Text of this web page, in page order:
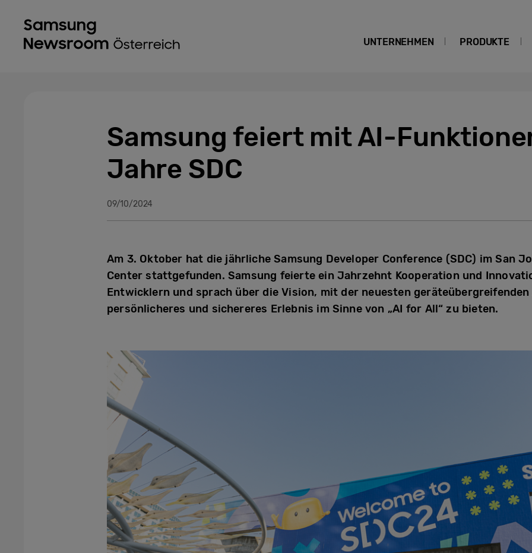
UNTERNEHMEN PRODUKTE
Samsung feiert mit AI-
Jahre SDC
09/10/2024
Am 3. Oktober hat die jährliche Samsung Developer Conference (SDC) im San
Center stattgefunden. Samsung feierte ein Jahrzehnt Kooperation und
Entwicklern und sprach über die Vision, mit der neuesten geräteübergreifenden
persönlicheres und sichereres Erlebnis im Sinne von „AI for All“ zu bieten.